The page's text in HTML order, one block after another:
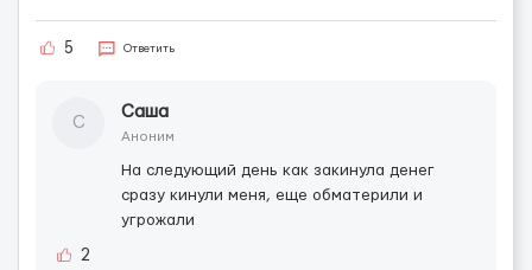
5 Ответить
С
Саша
Аноним
На следующий день как закинула денег
сразу кинули меня, еще обматерили и
угрожали
2